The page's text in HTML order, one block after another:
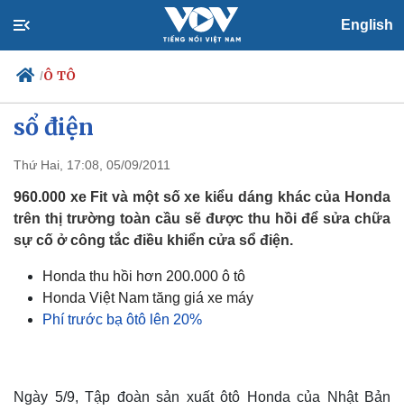
English
/Ô TÔ
Chính trị
Đảng
Tổ chức nhân sự
Quốc hội
Nhận diện sự thật
Tin 24h
Dự báo thời tiết
Giáo dục
Dấu ấn VOV
Việc làm
Biển đảo
sổ điện
Thứ Hai, 17:08, 05/09/2011
960.000 xe Fit và một số xe kiểu dáng khác của Honda
trên thị trường toàn cầu sẽ được thu hồi để sửa chữa
sự cố ở công tắc điều khiển cửa sổ điện.
Honda thu hồi hơn 200.000 ô tô
Honda Việt Nam tăng giá xe máy
Phí trước bạ ôtô lên 20%
Ngày 5/9, Tập đoàn sản xuất ôtô Honda của Nhật Bản